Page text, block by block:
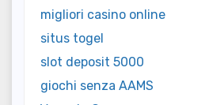
migliori casino online
situs togel
slot deposit 5000
giochi senza AAMS